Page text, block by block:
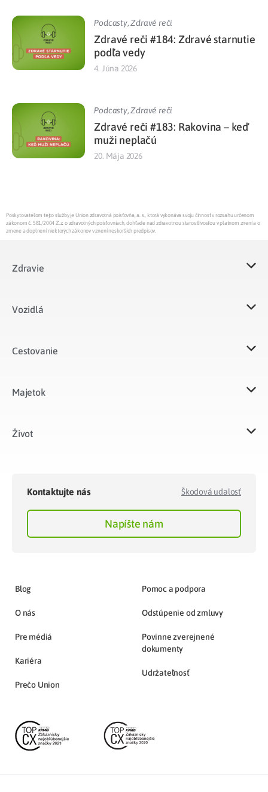
Podcasty,Zdravé reči
Zdravé reči #184: Zdravé starnutie
podľa vedy
4. Júna 2026
Podcasty,Zdravé reči
Zdravé reči #183: Rakovina – keď
muži neplačú
20. Mája 2026
Poskytovateľom tejto služby je Union zdravotná poisťovňa, a. s., ktorá vykonáva svoju činnosť v rozsahu určenom
zákonom č. 581/2004 Z.z. o zdravotných poisťovniach, dohľade nad zdravotnou starostlivosťou v platnom znení a o
zmene a doplnení niektorých zákonov v znení neskorších predpisov.
Zdravie
Vozidlá​
Cestovanie
Majetok​
Život​
Kontaktujte nás Škodová udalosť
Napíšte nám
Blog
O nás
Pre médiá
Kariéra
Prečo Union
Pomoc a podpora
Odstúpenie od zmluvy
Povinne zverejnené
dokumenty
Udržateľnosť